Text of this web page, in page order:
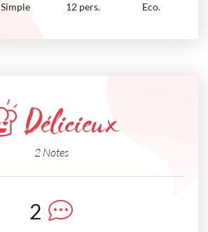
Simple 12 pers. Eco.
Délicieux
2 Notes
2